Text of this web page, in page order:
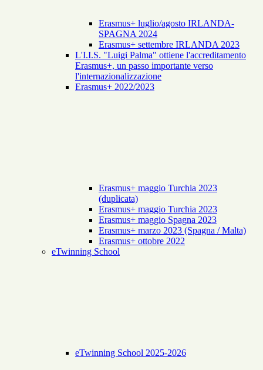
Erasmus+ luglio/agosto IRLANDA-
SPAGNA 2024
Erasmus+ settembre IRLANDA 2023
L'I.I.S. "Luigi Palma" ottiene l'accreditamento
Erasmus+, un passo importante verso
l'internazionalizzazione
Erasmus+ 2022/2023
Erasmus+ maggio Turchia 2023
(duplicata)
Erasmus+ maggio Turchia 2023
Erasmus+ maggio Spagna 2023
Erasmus+ marzo 2023 (Spagna / Malta)
Erasmus+ ottobre 2022
eTwinning School
eTwinning School 2025-2026